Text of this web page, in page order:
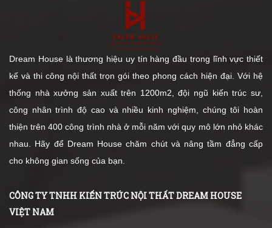
Dream House là thương hiệu uy tín hàng đầu trong lĩnh vực thiết
kế và thi công nội thất trọn gói theo phong cách hiện đại. Với hệ
thống nhà xưởng sản xuất trên 1200m2, đội ngũ kiến trúc sư,
công nhân trình độ cao và nhiều kinh nghiệm, chúng tôi hoàn
thiện trên 400 công trình nhà ở mỗi năm với quy mô lớn nhỏ khác
nhau. Hãy để Dream House chăm chút và nâng tầm đẳng cấp
cho không gian sống của bạn.
CÔNG TY TNHH KIẾN TRÚC NỘI THẤT DREAM HOUSE
VIỆT NAM